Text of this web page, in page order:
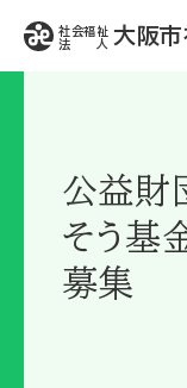
社会福祉
法 人
大阪
公益財
そう基
募集